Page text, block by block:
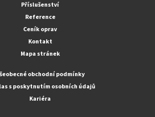
Příslušenství
Reference
Ceník oprav
Kontakt
Mapa stránek
obchodní podmínky
s poskytnutím osobních údajů
Kariéra